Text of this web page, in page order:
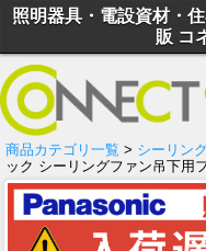
照明器具・電設資材・
販 コ
商品カテゴリ一覧 > シーリン
ック シーリングファン吊下用